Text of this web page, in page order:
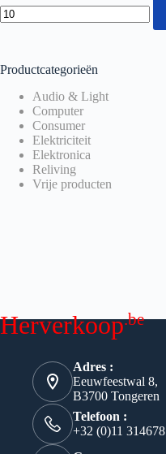
Productcategorieën
Audio & Light
Computer
Consumer
Elektriciteit
Elektronica
Reliving
Vrije producten
Herverkoop.be
Adres :
Eeuwfeestwal 8,
B3700 Tongeren
Telefoon :
+32 (0)11 314678